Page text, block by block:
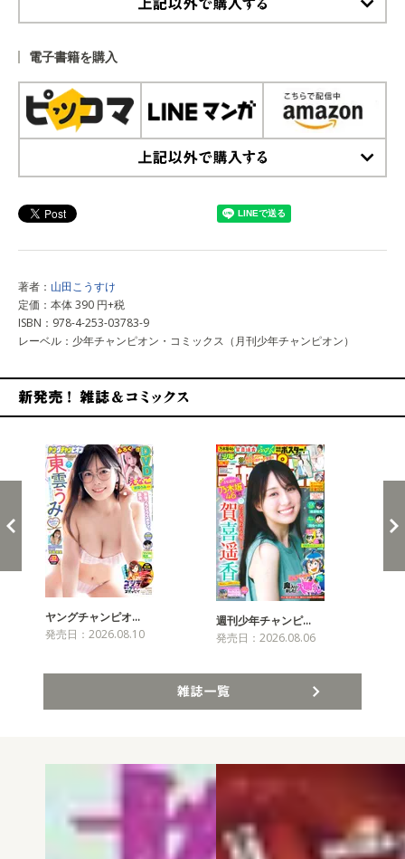
電子書籍を購入
著者： 山田こうすけ
定価：本体 390 円+税
ISBN：978-4-253-03783-9
レーベル：少年チャンピオン・コミックス（月刊少年チャンピオン）
ヤングチャンピオ…
発売日：2026.08.10
週刊少年チャンピ…
発売日：2026.08.06